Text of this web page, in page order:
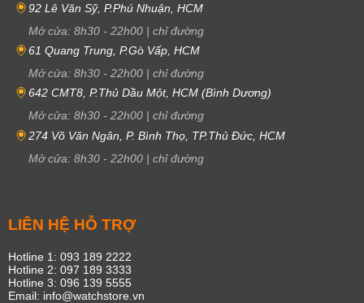
92 Lê Văn Sỹ, P.Phú Nhuận, HCM
Mở cửa: 8h30 - 22h00 | chỉ đường
61 Quang Trung, P.Gò Vấp, HCM
Mở cửa: 8h30 - 22h00 | chỉ đường
642 CMT8, P.Thủ Dầu Một, HCM (Bình Dương)
Mở cửa: 8h30 - 22h00 | chỉ đường
274 Võ Văn Ngân, P. Bình Thọ, TP.Thủ Đức, HCM
Mở cửa: 8h30 - 22h00 | chỉ đường
LIÊN HỆ HỖ TRỢ
Hotline 1: 093 189 2222
Hotline 2: 097 189 3333
Hotline 3: 096 139 5555
Email: info@watchstore.vn